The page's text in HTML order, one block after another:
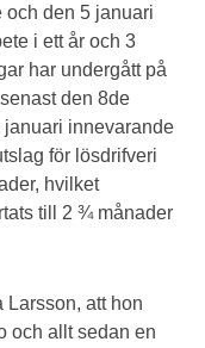
och den 5 januari
i ett år och 3
har undergått på
den 8de
januari innevarande
för lösdrifveri
hvilket
till 2 ¾ månader
Larsson, att hon
och allt sedan en